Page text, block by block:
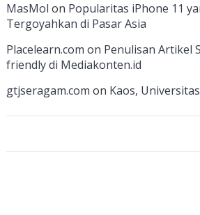
h
a
n
n
MasMol on Popularitas iPhone 11
Tergoyahkan di Pasar Asia
Placelearn.com on Penulisan Artikel
friendly di Mediakonten.id
gtjseragam.com on Kaos,